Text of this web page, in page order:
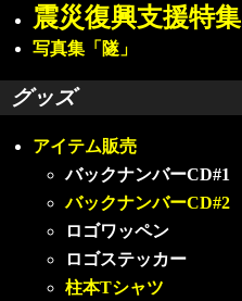
震災復興支援特集
写真集「隧」
グッズ
アイテム販売
バックナンバーCD#1
バックナンバーCD#2
ロゴワッペン
ロゴステッカー
柱本Tシャツ